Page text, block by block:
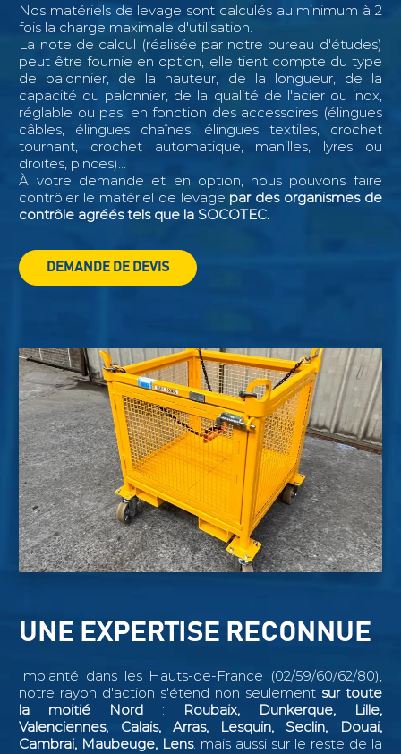
Nos matériels de levage sont calculés au minimum à 2
fois la charge maximale d'utilisation.
La note de calcul (réalisée par notre bureau d'études)
peut être fournie en option, elle tient compte du type
de palonnier, de la hauteur, de la longueur, de la
capacité du palonnier, de la qualité de l'acier ou inox,
réglable ou pas, en fonction des accessoires (élingues
câbles, élingues chaînes, élingues textiles, crochet
tournant, crochet automatique, manilles, lyres ou
droites, pinces)...
À votre demande et en option, nous pouvons faire
contrôler le matériel de levage par des organismes de
contrôle agréés tels que la SOCOTEC.
DEMANDE DE DEVIS
UNE EXPERTISE RECONNUE
Implanté dans les Hauts-de-France (02/59/60/62/80),
notre rayon d'action s'étend non seulementsur toute
la moitié Nord :
Roubaix, Dunkerque, Lille,
Valenciennes, Calais, Arras, Lesquin, Seclin,
Douai,
Cambrai, Maubeuge, Lens. mais aussi sur le reste de la